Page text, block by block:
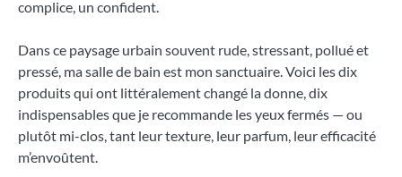
complice, un confident.
Dans ce paysage urbain souvent rude, stressant, pollué et
pressé, ma salle de bain est mon sanctuaire. Voici les dix
produits qui ont littéralement changé la donne, dix
indispensables que je recommande les yeux fermés — ou
plutôt mi-clos, tant leur texture, leur parfum, leur efficacité
m’envoûtent.